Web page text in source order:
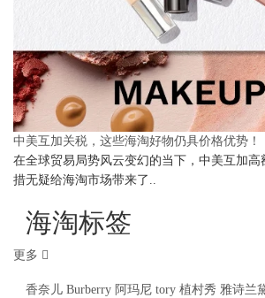
中美互加关税，这些海淘好物仍具价格优势！
在全球贸易局势风云变幻的当下，中美互加高
措无疑给海淘市场带来了..
海淘标签
更多
香奈儿 Burberry 阿玛尼 tory 植村秀 雅诗兰